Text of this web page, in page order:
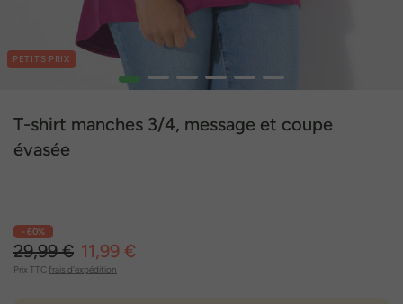
PETITS PRIX
1 2 3 4 5 6
T-shirt manches 3/4, message et coupe
évasée
- 60%
29,99 € 11,99 €
Prix TTC frais d'expédition